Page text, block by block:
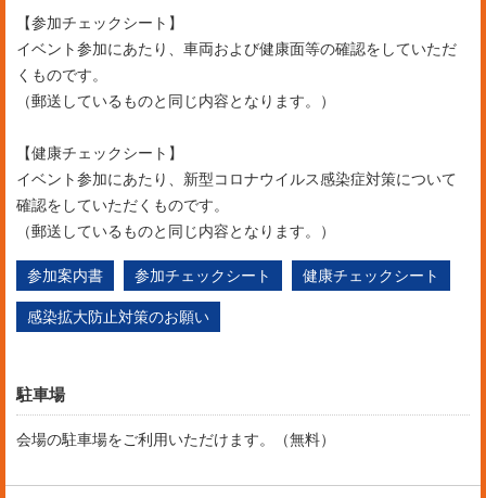
【参加チェックシート】
イベント参加にあたり、車両および健康面等の確認をしていただ
くものです。
（郵送しているものと同じ内容となります。）
【健康チェックシート】
イベント参加にあたり、新型コロナウイルス感染症対策について
確認をしていただくものです。
（郵送しているものと同じ内容となります。）
参加案内書 参加チェックシート 健康チェックシート
感染拡大防止対策のお願い
駐車場
会場の駐車場をご利用いただけます。（無料）